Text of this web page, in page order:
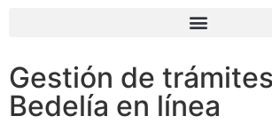
Gestión de
Bedelía en línea